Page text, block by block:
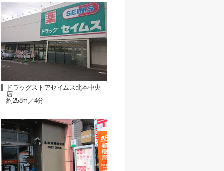
ドラッグストアセイムス北本中央
店
約258m／4分